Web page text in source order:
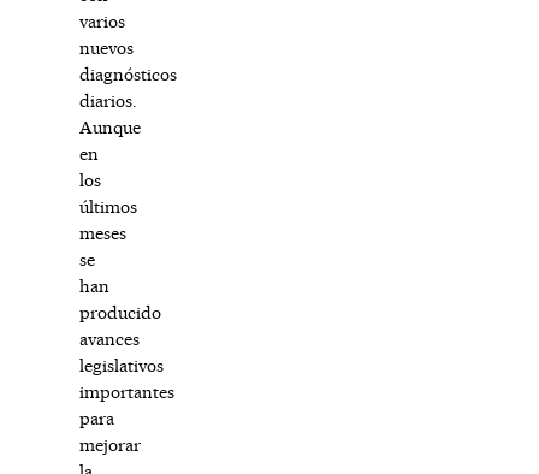
varios
nuevos
diagnósticos
diarios.
Aunque
en
los
últimos
meses
se
han
producido
avances
legislativos
importantes
para
mejorar